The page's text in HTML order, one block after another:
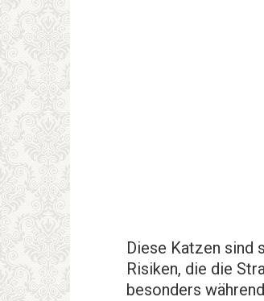
Diese Katzen sind
Risiken, die die
besonders